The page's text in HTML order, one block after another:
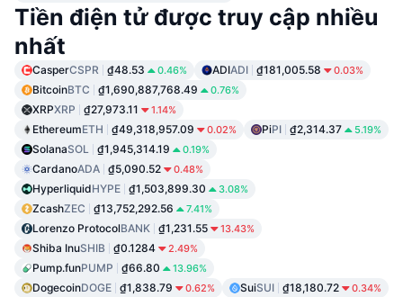
Tiền điện tử được truy cập nhiều
nhất
CasperCSPR ₫48.53 0.46% ADIADI ₫181,005.58 0.03%
BitcoinBTC ₫1,690,887,768.49 0.76%
XRPXRP ₫27,973.11 1.14%
EthereumETH ₫49,318,957.09 0.02% PiPI ₫2,314.37 5.19%
SolanaSOL ₫1,945,314.19 0.19%
CardanoADA ₫5,090.52 0.48%
HyperliquidHYPE ₫1,503,899.30 3.08%
ZcashZEC ₫13,752,292.56 7.41%
Lorenzo ProtocolBANK ₫1,231.55 13.43%
Shiba InuSHIB ₫0.1284 2.49%
Pump.funPUMP ₫66.80 13.96%
DogecoinDOGE ₫1,838.79 0.62% SuiSUI ₫18,180.72 0.34%